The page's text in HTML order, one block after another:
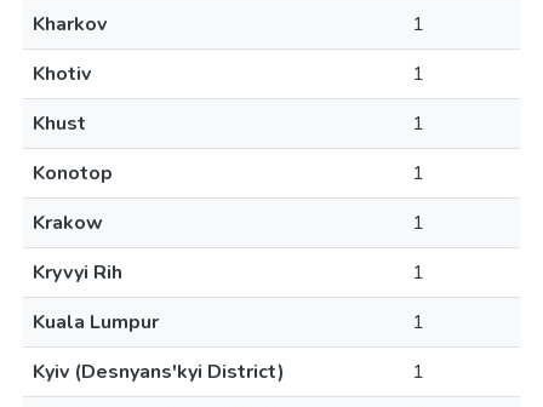
Kharkov
1
Khotiv
1
Khust
1
Konotop
1
Krakow
1
Kryvyi Rih
1
Kuala Lumpur
1
Kyiv (Desnyans'kyi District)
1